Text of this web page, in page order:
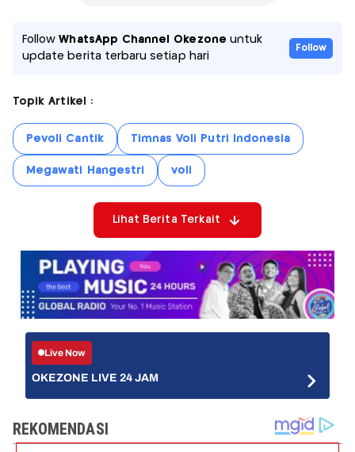
FollowWhatsApp Channel Okezone untuk
update berita terbaru setiap hari
Follow
Topik Artikel :
Pevoli Cantik Timnas Voli Putri Indonesia
Megawati Hangestri voli
Lihat Berita Terkait
Live Now
OKEZONE LIVE 24 JAM